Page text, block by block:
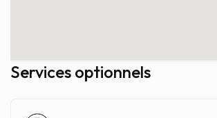
Services optionnels